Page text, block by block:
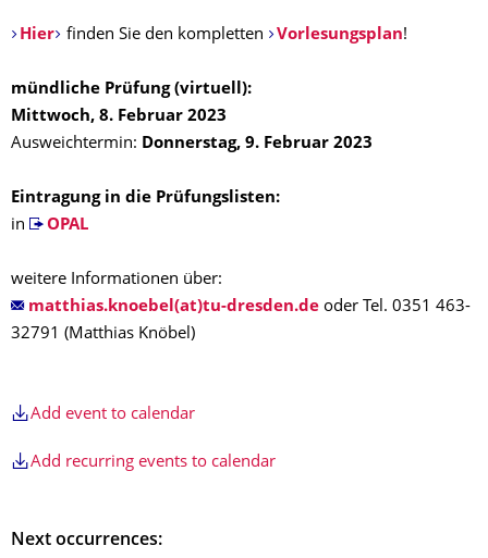
Hier finden Sie den kompletten Vorlesungsplan!
mündliche Prüfung (virtuell):
Mittwoch, 8. Februar 2023
Ausweichtermin: Donnerstag, 9. Februar 2023
Eintragung in die Prüfungslisten:
in
OPAL
weitere Informationen über:
matthias.knoebel(at)tu-dresden.deoder Tel. 0351 463-
32791 (Matthias Knöbel)
Add event to calendar
Add recurring events to calendar
Next occurrences: